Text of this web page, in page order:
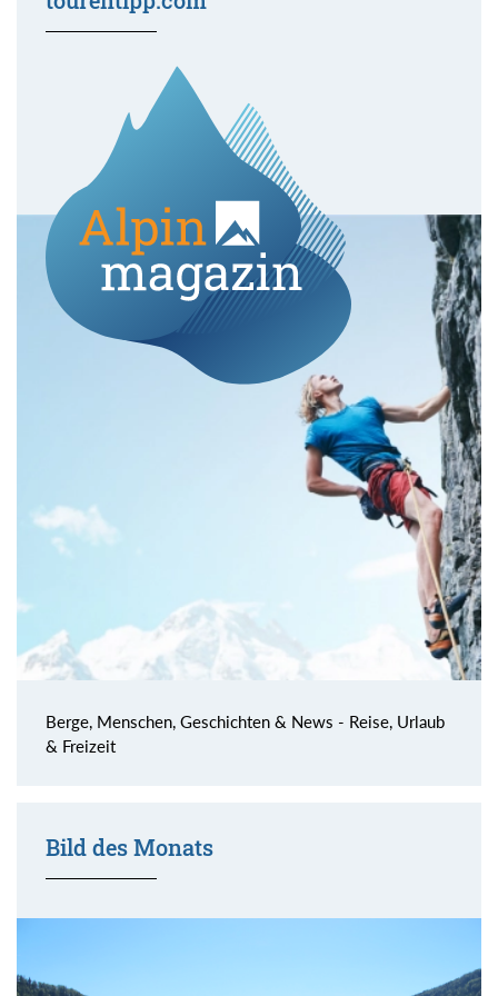
Berge, Menschen, Geschichten & News - Reise, Urlaub
& Freizeit
Bild des Monats